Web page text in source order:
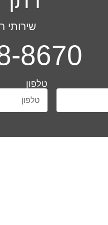
שירותי
8670
טלפון